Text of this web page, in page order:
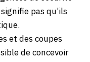
pas qu’ils
et des coupes
de concevoir